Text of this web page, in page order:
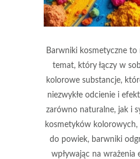
Barwniki kosmetyczne to
temat, który łączy w
kolorowe substancje,
niezwykłe odcienie i
zarówno naturalne, jak i
kosmetyków
do powiek, barwniki
wpływając na wrażenia